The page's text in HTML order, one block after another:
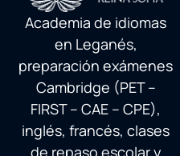
Academia de idiomas
en Leganés,
preparación exámenes
Cambridge (PET –
FIRST – CAE – CPE),
inglés, francés, clases
de repaso escolar y